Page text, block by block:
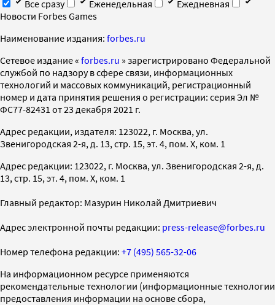
Все сразу
Еженедельная
Ежедневная
Новости Forbes Games
Наименование издания: forbes.ru
Cетевое издание « forbes.ru » зарегистрировано Федеральной
службой по надзору в сфере связи, информационных
технологий и массовых коммуникаций, регистрационный
номер и дата принятия решения о регистрации: серия Эл №
ФС77-82431 от 23 декабря 2021 г.
Адрес редакции, издателя: 123022, г. Москва, ул.
Звенигородская 2-я, д. 13, стр. 15, эт. 4, пом. X, ком. 1
Адрес редакции: 123022, г. Москва, ул. Звенигородская 2-я, д.
13, стр. 15, эт. 4, пом. X, ком. 1
Главный редактор: Мазурин Николай Дмитриевич
Адрес электронной почты редакции: press-release@forbes.ru
Номер телефона редакции: +7 (495) 565-32-06
На информационном ресурсе применяются
рекомендательные технологии (информационные технологии
предоставления информации на основе сбора,